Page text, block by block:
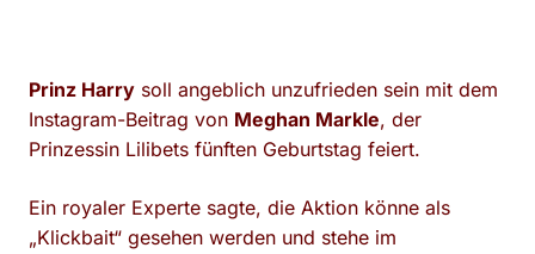
Prinz Harry soll angeblich unzufrieden sein mit dem
Instagram-Beitrag von Meghan Markle, der
Prinzessin Lilibets fünften Geburtstag feiert.
Ein royaler Experte sagte, die Aktion könne als
„Klickbait“ gesehen werden und stehe im